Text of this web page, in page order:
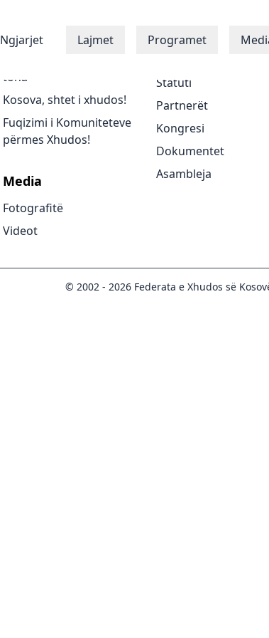
Ngjarjet Lajmet Programet
Programet
tona
Kosova, shtet i xhudos!
Fuqizimi i Komuniteteve
përmes Xhudos!
Media
Fotografitë
Videot
Rreth Nesh
Statuti
Partnerët
Kongresi
Dokumentet
Asambleja
© 2002 - 2026 Federata e Xhudos së